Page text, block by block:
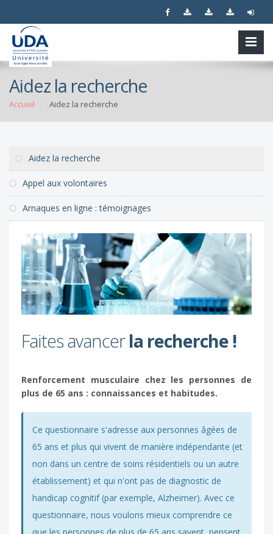
Aidez la recherche
Accueil Aidez la recherche
Aidez la recherche
Appel aux volontaires
Arnaques en ligne : témoignages
Faites avancerla recherche !
Renforcement musculaire chez les personnes de
plus de 65 ans : connaissances et habitudes.
Ce questionnaire s'adresse aux personnes âgées de
65 ans et plus qui vivent de manière indépendante (et
non dans un centre de soins résidentiels ou un autre
établissement) et qui n'ont pas de diagnostic de
handicap cognitif (par exemple, Alzheimer). Avec ce
questionnaire, nous voulons mieux comprendre ce
que les personnes de plus de 65 ans savent, pensent